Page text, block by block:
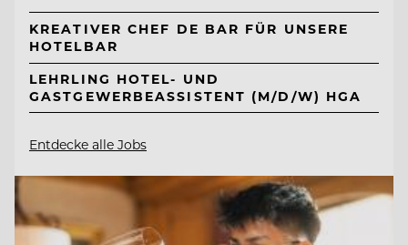
KREATIVER CHEF DE BAR FÜR UNSERE
HOTELBAR
LEHRLING HOTEL- UND
GASTGEWERBEASSISTENT (M/D/W) HGA
Entdecke alle Jobs